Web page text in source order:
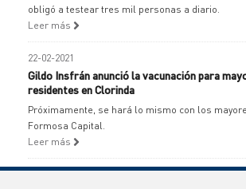
obligó a testear tres mil personas a diario.
Leer más
22-02-2021
Gildo Insfrán anunció la vacunación para
residentes en Clorinda
Próximamente, se hará lo mismo con los
Formosa Capital.
Leer más